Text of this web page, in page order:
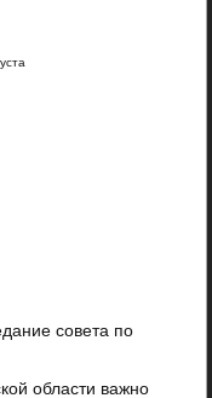
совета по
области важно